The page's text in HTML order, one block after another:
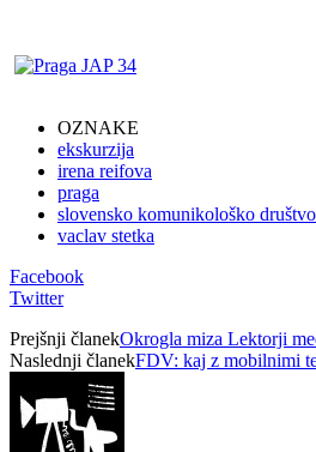
OZNAKE
ekskurzija
irena reifova
praga
slovensko komunikološko društvo
vaclav stetka
Facebook
Twitter
Prejšnji članekOkrogla miza Lektorji
Naslednji članekFDV: kaj z mobilnimi